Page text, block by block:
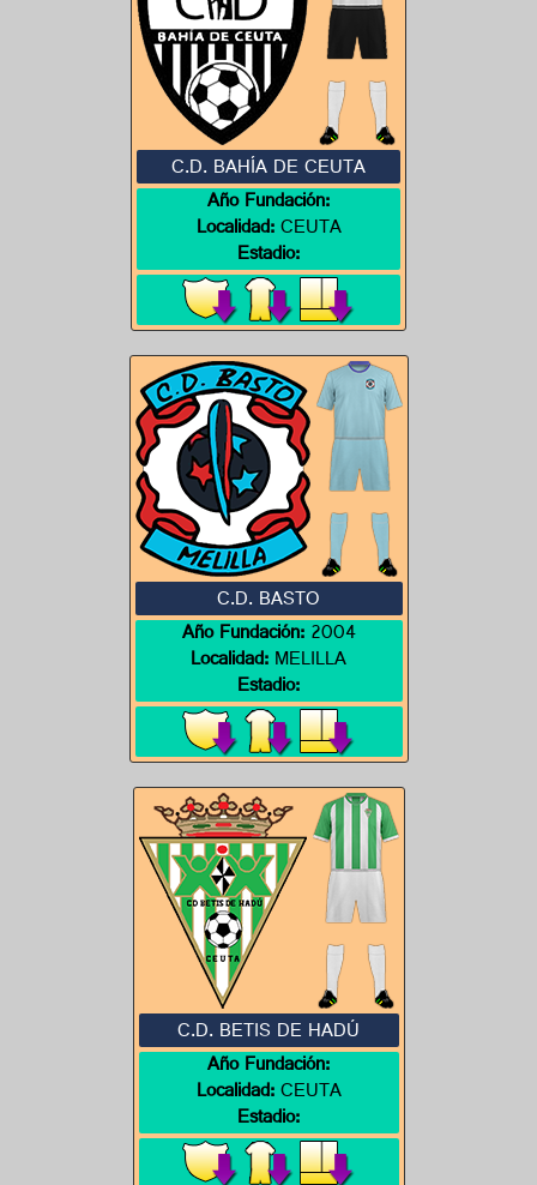
C.D. BAHÍA DE CEUTA
Año Fundación:
Localidad:CEUTA
Estadio:
C.D. BASTO
Año Fundación:2004
Localidad:MELILLA
Estadio:
C.D. BETIS DE HADÚ
Año Fundación:
Localidad:CEUTA
Estadio: